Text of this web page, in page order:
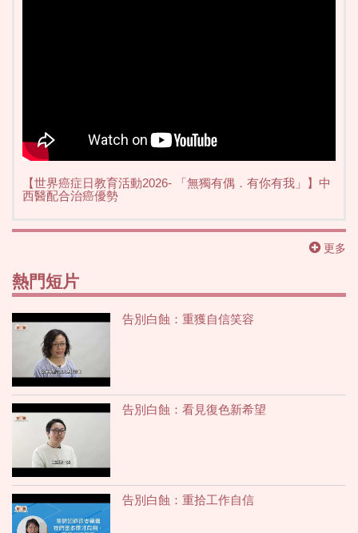
【世界癌症日教育活動2026- 「無獨有偶．有你有我」】中
西醫配合治癌優勢
更多
熱門短片
告別白蝕：重獲自信笑容
告別白蝕：看見復色新希望
告別白蝕：重拾工作自信